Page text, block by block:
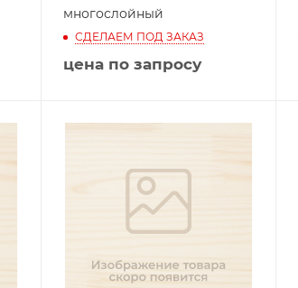
многослойный
СДЕЛАЕМ ПОД ЗАКАЗ
цена по запросу